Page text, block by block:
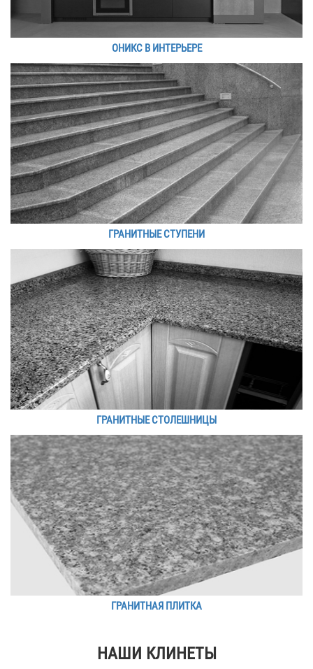
ОНИКС В ИНТЕРЬЕРЕ
ГРАНИТНЫЕ СТУПЕНИ
ГРАНИТНЫЕ СТОЛЕШНИЦЫ
ГРАНИТНАЯ ПЛИТКА
НАШИ КЛИНЕТЫ